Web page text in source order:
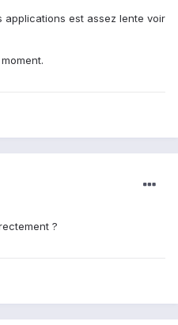
applications est assez lente voir
?